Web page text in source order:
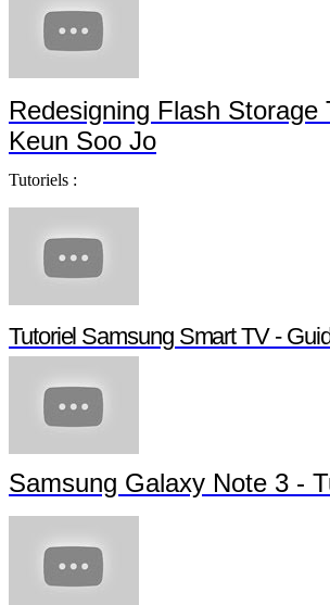
Redesigning Flash Storage
Keun Soo Jo
Tutoriels :
Tutoriel Samsung Smart TV - Guide
Samsung Galaxy Note 3 -